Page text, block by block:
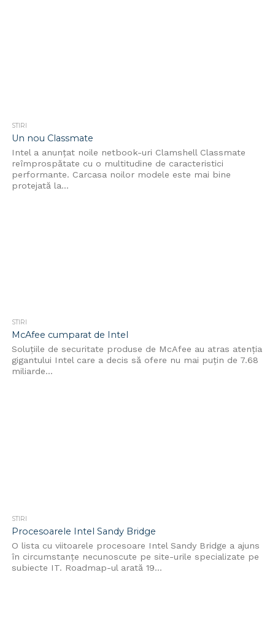
STIRI
Un nou Classmate
Intel a anunțat noile netbook-uri Clamshell Classmate
reîmprospătate cu o multitudine de caracteristici
performante. Carcasa noilor modele este mai bine
protejată la...
STIRI
McAfee cumparat de Intel
Soluțiile de securitate produse de McAfee au atras atenția
gigantului Intel care a decis să ofere nu mai puțin de 7.68
miliarde...
STIRI
Procesoarele Intel Sandy Bridge
O lista cu viitoarele procesoare Intel Sandy Bridge a ajuns
în circumstanțe necunoscute pe site-urile specializate pe
subiecte IT. Roadmap-ul arată 19...